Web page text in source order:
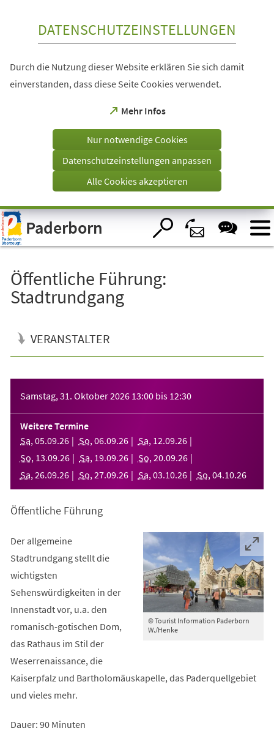
Visuelle
Assistenzsoftware
öffnen.
DATENSCHUTZEINSTELLUNGEN
Durch die Nutzung dieser Website erklären Sie sich damit
einverstanden, dass diese Seite Cookies verwendet.
Mehr Infos
(Öffnet
einem
Tab)
Nur notwendige Cookies
Datenschutzeinstellungen anpassen
Alle Cookies akzeptieren
Paderborn
Öffentliche Führung:
Stadtrundgang
VERANSTALTER
Samstag, 31. Oktober 2026 13:00 bis 12:30
Weitere Termine
Sa, 05.09.26 So, 06.09.26 Sa, 12.09.26
So, 13.09.26 Sa, 19.09.26 So, 20.09.26
Sa, 26.09.26 So, 27.09.26 Sa, 03.10.26 So, 04.10.26
Öffentliche Führung
© Tourist Information Paderborn
W./Henke
Der allgemeine
Stadtrundgang stellt die
wichtigsten
Sehenswürdigkeiten in der
Innenstadt vor, u.a. den
romanisch-gotischen Dom,
das Rathaus im Stil der
Weserrenaissance, die
Kaiserpfalz und Bartholomäuskapelle, das Paderquellgebiet
und vieles mehr.
Dauer: 90 Minuten